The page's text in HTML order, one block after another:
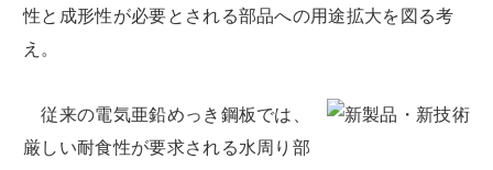
性と成形性が必要とされる部品への用途拡大を図る考
え。
従来の電気亜鉛めっき鋼板では、
厳しい耐食性が要求される水周り部